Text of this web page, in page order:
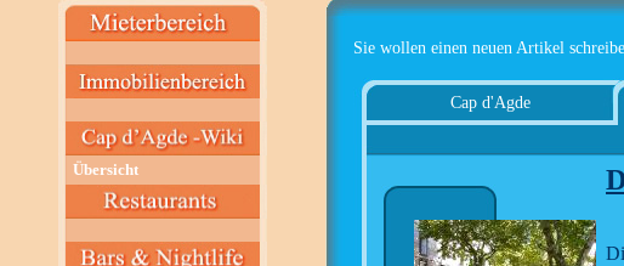
Übersicht
Sie wollen einen neuen Artikel
Cap d'Agde